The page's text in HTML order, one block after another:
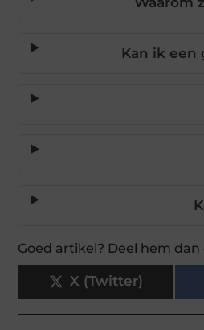
Kan ik een
Goed artikel? Deel hem dan
X (Twitter)